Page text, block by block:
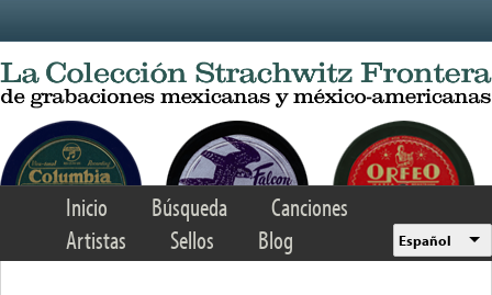
Inicio Búsqueda
Canciones
Artistas
Sellos Blog Español